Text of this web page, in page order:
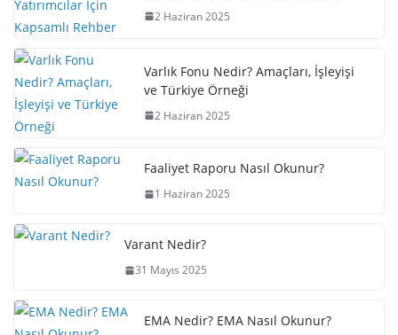
2 Haziran 2025
Varlık Fonu Nedir? Amaçları, İşleyişi
ve Türkiye Örneği
2 Haziran 2025
Faaliyet Raporu Nasıl Okunur?
1 Haziran 2025
Varant Nedir?
31 Mayıs 2025
EMA Nedir? EMA Nasıl Okunur?